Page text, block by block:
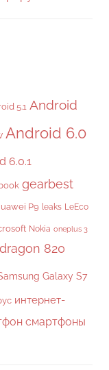
5.1 Android
Android 6.0
6.0.1
gearbest
P9 leaks LeEco
Nokia oneplus 3
820
Galaxy S7
интернет-
смартфоны